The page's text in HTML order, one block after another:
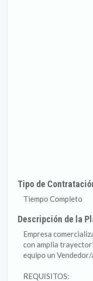
Tipo de
Tiempo Completo
Descripción de la
Empresa
con amplia
equipo un Vendedor/
REQUISITOS: